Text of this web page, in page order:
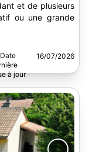
et de plusieurs
ou une grande
16/07/2026